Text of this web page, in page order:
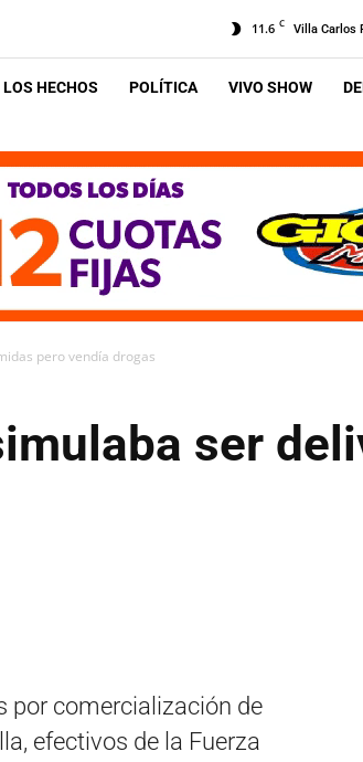
11.6 C Villa Carlos
LOS HECHOS POLÍTICA VIVO SHOW
pero vendía drogas
ser
por comercialización de
efectivos de la Fuerza